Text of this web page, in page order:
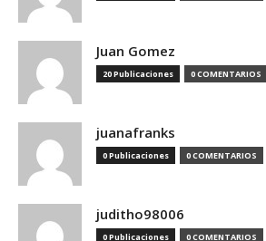
Juan Gomez
20 Publicaciones 0 COMENTARIOS
juanafranks
0 Publicaciones 0 COMENTARIOS
juditho98006
0 Publicaciones 0 COMENTARIOS